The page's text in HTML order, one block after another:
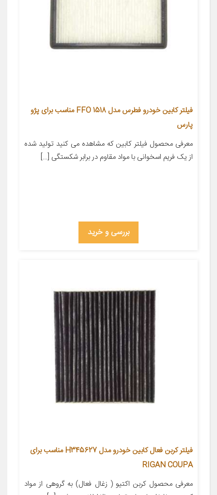
فیلتر کابین خودرو فطرس مدل FFO 1518 مناسب برای پژو
پارس
معرفی محصول فیلتر کابین که مشاهده می کنید تولید شده
از یک فریم اسخوانی با مواد مقاوم در برابر شکستگی […]
بررسی و خرید
فیلتر کربن فعال کابین خودرو مدل H345627 مناسب برای
RIGAN COUPA
معرفی محصول کربن اکتیو ( زغال فعال) به گروهی از مواد